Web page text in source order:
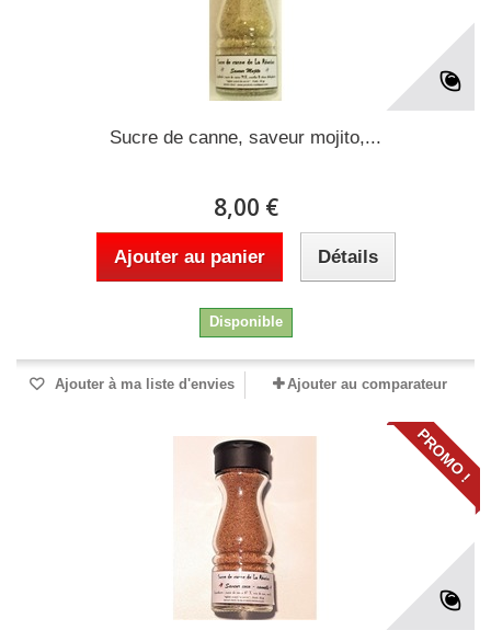
Sucre de canne, saveur mojito,...
8,00 €
Ajouter au panier Détails
Disponible
Ajouter à ma liste d'envies Ajouter au comparateur
PROMO !